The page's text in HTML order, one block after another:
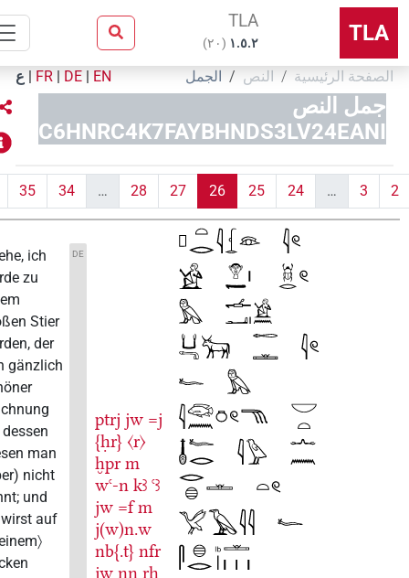
(٢٠)
الرئيسية النص الجمل DE
FR ع
النص
3
…
24
25
26
27
28
…
34
35
36
ptrj jw
=j
{ḥr}
ḫpr
wꜥ-n
ꜥꜣ
jw =f
m
j(w)n.w
nb{.t}
nfr
jw nn
rḫ
"Siehe, ich
werde zu
einem
großen Stier
werden, der
von gänzlich
schöner
Zeichnung
ist, dessen
Wesen man
(aber) nicht
kennt; und
du wirst auf
〈meinem〉
Rücken